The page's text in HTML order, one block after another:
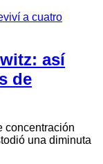
así
de
concentración
una diminuta